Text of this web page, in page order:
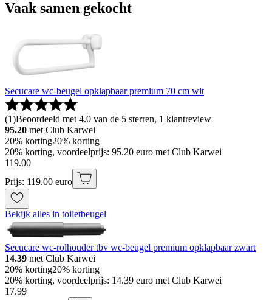
Vaak samen gekocht
Secucare wc-beugel opklapbaar premium 70 cm wit
(1)Beoordeeld met 4.0 van de 5 sterren, 1 klantreview
95.20 met Club Karwei
20% korting20% korting
20% korting, voordeelprijs: 95.20 euro met Club Karwei
119.00
Prijs: 119.00 euro
Bekijk alles in toiletbeugel
Secucare wc-rolhouder tbv wc-beugel premium opklapbaar zwart
14.39 met Club Karwei
20% korting20% korting
20% korting, voordeelprijs: 14.39 euro met Club Karwei
17.99